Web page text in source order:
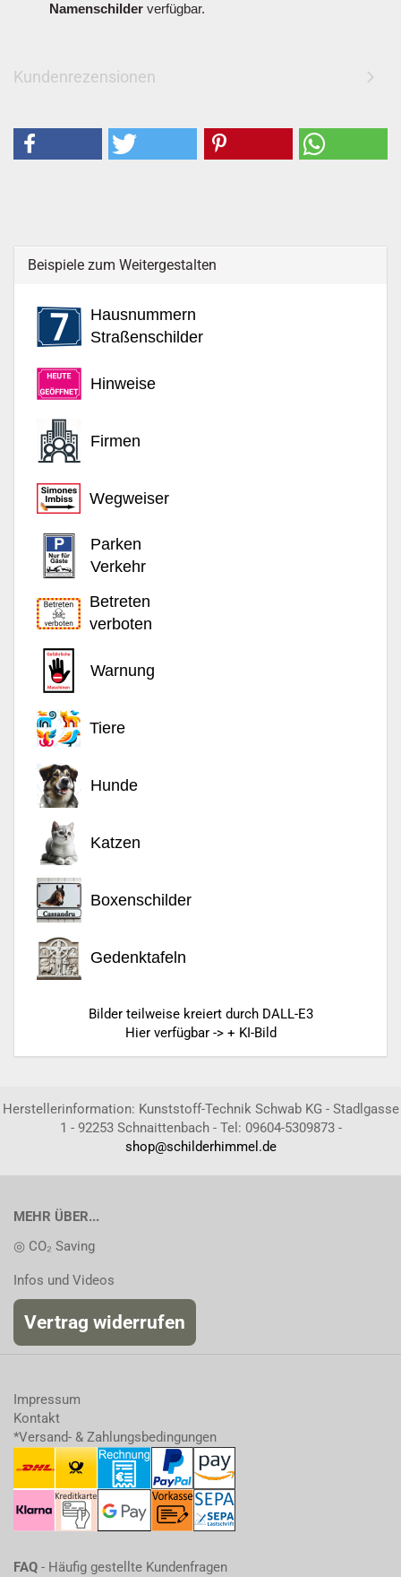
Namenschilder verfügbar.
Kundenrezensionen
Beispiele zum Weitergestalten
Hausnummern
Straßenschilder
Hinweise
Firmen
Wegweiser
Parken
Verkehr
Betreten
verboten
Warnung
Tiere
Hunde
Katzen
Boxenschilder
Gedenktafeln
Bilder teilweise kreiert durch DALL-E3
Hier verfügbar -> + KI-Bild
Herstellerinformation: Kunststoff-Technik Schwab KG - Stadlgasse
1 - 92253 Schnaittenbach - Tel: 09604-5309873 -
shop@schilderhimmel.de
MEHR ÜBER...
◎ CO₂ Saving
Infos und Videos
Vertrag widerrufen
Impressum
Kontakt
*Versand- & Zahlungsbedingungen
FAQ - Häufig gestellte Kundenfragen